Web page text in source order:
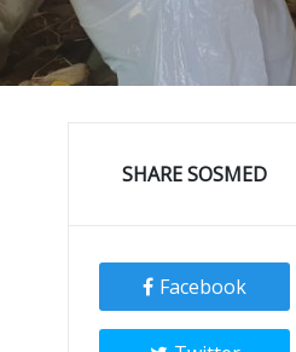
SHARE SOSMED
Facebook